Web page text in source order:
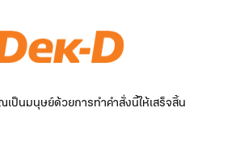
เป็นมนุษย์ด้วยการทำคำสั่งนี้ให้เสร็จสิ้น